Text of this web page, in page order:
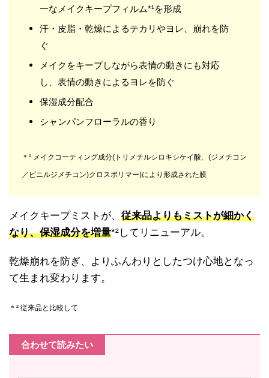
一なメイクキープフィルム*¹を形成
汗・皮脂・乾燥によるテカリやヨレ、崩れを防
ぐ
メイクをキープしながら表情の動きにも対応
し、表情の動きによるヨレを防ぐ
保湿成分配合
シャンパンフローラルの香り
＊¹ メイクコーティング成分(トリメチルシロキシケイ酸、(ジメチコン
／ビニルジメチコン)クロスポリマー)により形成された膜
メイクキープミストが、 従来品よりもミストが細かく
なり、保湿成分を増量*²してリニューアル。
乾燥崩れを防ぎ、よりふんわりとしたつけ心地となっ
て生まれ変わります。
＊² 従来品と比較して
合わせて読みたい